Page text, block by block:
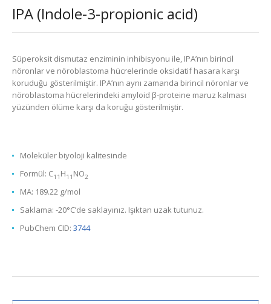
IPA (Indole-3-propionic acid)
Süperoksit dismutaz enziminin inhibisyonu ile, IPA’nın birincil
nöronlar ve nöroblastoma hücrelerinde oksidatif hasara karşı
koruduğu gösterilmiştir. IPA’nın aynı zamanda birincil nöronlar ve
nöroblastoma hücrelerindeki amyloid β-proteine maruz kalması
yüzünden ölüme karşı da koruğu gösterilmiştir.
Moleküler biyoloji kalitesinde
Formül: C11 H11 NO2
MA: 189.22 g/mol
Saklama: -20°C’de saklayınız. Işıktan uzak tutunuz.
PubChem CID: 3744